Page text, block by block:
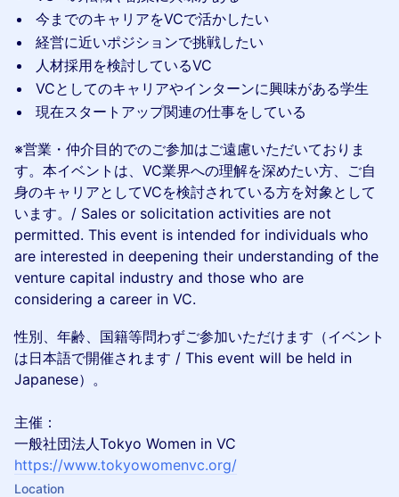
今までのキャリアをVCで活かしたい
経営に近いポジションで挑戦したい
人材採用を検討しているVC
VCとしてのキャリアやインターンに興味がある学生
現在スタートアップ関連の仕事をしている
※営業・仲介目的でのご参加はご遠慮いただいておりま
す。本イベントは、VC業界への理解を深めたい方、ご自
身のキャリアとしてVCを検討されている方を対象として
います。/ Sales or solicitation activities are not
permitted. This event is intended for individuals who
are interested in deepening their understanding of the
venture capital industry and those who are
considering a career in VC.
性別、年齢、国籍等問わずご参加いただけます（イベント
は日本語で開催されます / This event will be held in
Japanese）。
主催：
一般社団法人Tokyo Women in VC
https://www.tokyowomenvc.org/
Location